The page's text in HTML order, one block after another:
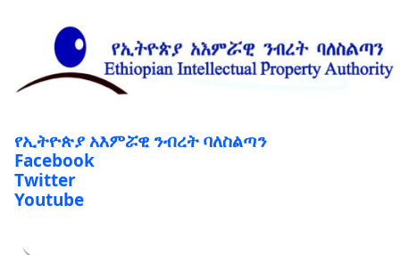
የኢትዮጵያ አእምሯዊ ንብረት ባለስልጣን
Facebook
Twitter
Youtube